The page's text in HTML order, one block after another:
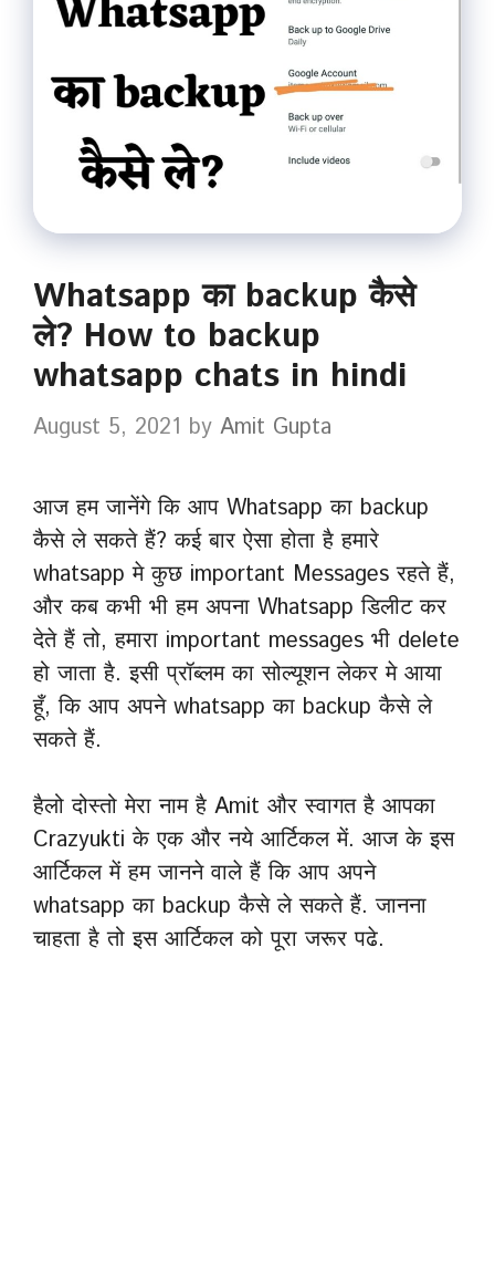
Whatsapp का backup कैसे
ले? How to backup
whatsapp chats in hindi
August 5, 2021 by Amit Gupta
आज हम जानेंगे कि आप Whatsapp का backup
कैसे ले सकते हैं? कई बार ऐसा होता है हमारे
whatsapp मे कुछ important Messages रहते हैं,
और कब कभी भी हम अपना Whatsapp डिलीट कर
देते हैं तो, हमारा important messages भी delete
हो जाता है. इसी प्रॉब्लम का सोल्यूशन लेकर मे आया
हूँ, कि आप अपने whatsapp का backup कैसे ले
सकते हैं.
हैलो दोस्तो मेरा नाम है Amit और स्वागत है आपका
Crazyukti के एक और नये आर्टिकल में. आज के इस
आर्टिकल में हम जानने वाले हैं कि आप अपने
whatsapp का backup कैसे ले सकते हैं. जानना
चाहता है तो इस आर्टिकल को पूरा जरूर पढे.